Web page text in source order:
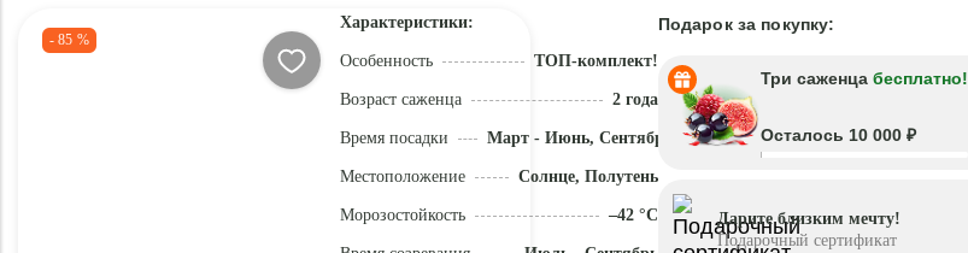
- 85 %
Характеристики:
Особенность ТОП-комплект!
Возраст саженца 2 года
Время посадки Март - Июнь, Сентябрь - Ноябрь
Местоположение Солнце, Полутень
Морозостойкость –42 °C
Подарок за покупку:
Три саженца бесплатно!
Осталось 10 000 ₽
Дарите близким мечту!
Подарочный сертификат